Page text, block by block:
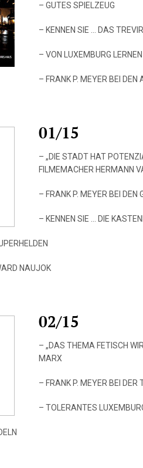
– GUTES SPIELZEUG
– KENNEN SIE … DAS
– VON LUXEMBURG LERNEN
– FRANK P. MEYER BEI DEN
01/15
– „DIE STADT HAT
FILMEMACHER HERMANN
– FRANK P. MEYER BEI DEN
– KENNEN SIE … DIE
NAUJOK
02/15
– „DAS THEMA FETISCH
MARX
– FRANK P. MEYER BEI DER
– TOLERANTES